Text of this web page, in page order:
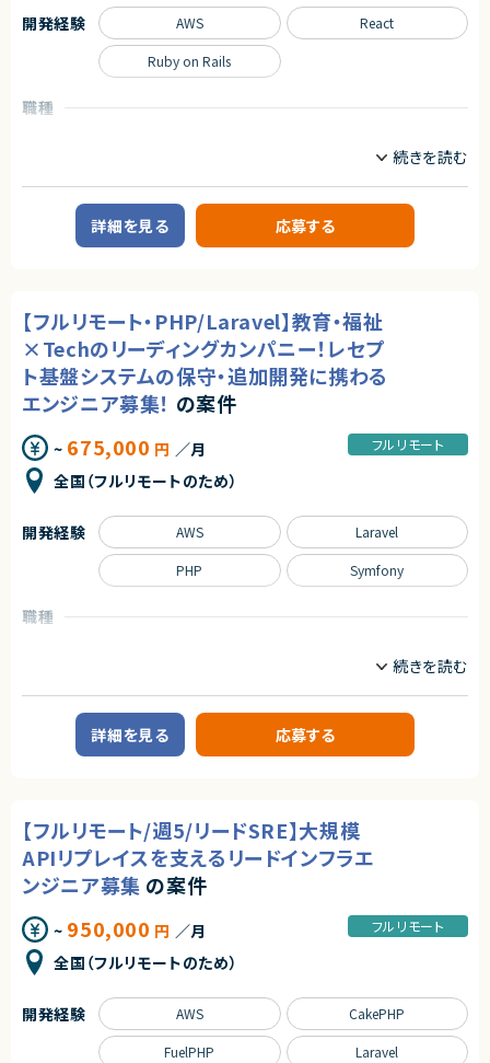
られる環境です。
○開発統括本部テックリード室
アダルトコンテンツ有り
※あらかじめご理解の上、ご応募をお願いいたします
・コンテナ、CI/CD、マイクロサービス等のモダンな技術の経験
・インフラからバックエンド、フロントエンドまでの広い実装経験
■下記の言語を複数経験のある方
・Terraform
・MySQL
・Redis
・GCP, AWS
【歓迎条件】
・CTO、テックリードとして開発組織をリードしてきた経験
・Next.jsの実務経験
・Goの実務経験
・Github Actions、CircleCIの実務経験
・MySQL（Spannerも含む）の実務経験
・GCP, AWSの実務経験
・フロントエンドのテストを書いたことがある
・コストを意識しながらコードを書くことができる
契約形態
株式会社LASSIC
エージェントから
★弊社から20名以上参画中の企業様になります！※事業部は異なります
★横新規開発の立ち上げや横断的にプロジェクトを見ることができます。
・開発テーマの優先順位付けおよび進行マネジメント
・技術的視点を活かした営業・カスタマーサポート支援
・障害対応や運用面の改善を含むプロダクト品質の担保
・上記に付随する、経営・顧客・開発をつなぐ横断的な役割
◆応募者へのメッセージ
多くのサービスが生まれては消える中で、ビジネスの基盤として長く使われ
本サービスは、まさにその可能性を持つプロダクトであり、さらにその中心メ
ンバーとして関われるフェーズは、まだ組織がコンパクトな「今」だけです。
自らの判断やアウトプットでプロダクトと事業を前進させ、社会に価値ある
仕組みを残したい方のチャレンジを歓迎します。
◆募集背景
当社は、ビジネスシーンにおける日程調整業務を効率化するSaaSを自社で
企画・開発・提供しているスタートアップ企業です。
創業以来、外部資本に依存せず、継続的な売上成長と黒字経営を実現して
います。
提供しているサービスは、機能性やユーザー体験の評価が高く、国内のみな
らず海外からも注目され、グローバルに利用が拡大しています。
◆プロダクトの特長
独自技術・特許を活用した他社にはない機能群
明確な差別化による高い市場競争力
プロダクトとしての評価と実績がすでに確立されており、今後のスケールに
おいても大きな成長余地を持っています。
◆マーケットの魅力
日程調整は、多くの人が日常的に行う業務である一方、長年にわたり非効率
な手法が使われ続けてきた領域でもあります。
本サービスは、その中でも機能面・体験面の両方で優位性を持ち、将来的に
はビジネスに欠かせないインフラ的存在となるポテンシャルを備えていま
求めるスキル
・ユーザー課題を起点とした機能設計・仕様設計の経験
・UI/UXに関する基礎的な知識・判断力
・開発優先度の設計・ロードマップ策定の経験
・エンジニアと円滑にコミュニケーションできる技術理解
・関係者（営業・CS・経営層）と連携しながらプロダクトを推進した経験
・障害対応・運用改善など、プロダクト品質に責任を持った経験
・自ら課題を発見し、主体的に意思決定・推進できる姿勢
契約形態
業務委託(準委任契約)
株式会社LASSIC
職種
業務内容
【案件概要】
セキュリティ領域の業務課題をテクノロジーで解決するSaaSプロダクトを展
開する企業にて、
プロダクト価値向上に直結する技術的意思決定を担っていただくポジション
です。
【業務内容】
・自社SaaSプロダクトにおける技術設計および実装のリード
・設計レビュー、コードレビューを通じた品質担保と改善
・要件定義・仕様検討フェーズでの技術的観点からの提案
・既存コードベースのリファクタリング、パフォーマンス・保守性改善
・AIツールを活用した開発効率化や品質向上施策の検討・導入
プロダクトの成長を技術面から支えていただきます
求めるスキル
・Webアプリケーションの設計・開発経験（目安5年以上）
・チームの技術設計をリードした経験
・Ruby on Rails、Reactでの実務経験
・テックリード／リードエンジニアとしての開発経験
・B2B SaaSプロダクトの開発経験
・大規模コードベースでのリファクタリング・品質改善経験
開発経験 AWS React
Ruby on Rails
契約形態
業務委託(準委任契約)
株式会社LASSIC
エージェントから
す
★ 少人数チームのため、上流工程から深く関与し、自身の技術判断が価値
に直結します
詳細を見る 応募する
【フルリモート・PHP/Laravel】教育・福祉
×Techのリーディングカンパニー！レセプ
ト基盤システムの保守・追加開発に携わる
エンジニア募集！ の案件
~ 675,000 円 ／月
全国（フルリモートのため）
フルリモート
職種
業務内容
【業務内容】
・PHP／Laravelを用いたサーバーサイド開発
・要件定義～設計・開発・テスト・運用保守までの一連業務
・AIコーディングツール（Claude Code等）の活用推進および運用ルール整
備
・連携システムチームとの打ち合わせへの参加（必要に応じて）
【その他】
・貸与PC必須（PCは郵送対応可能でございます）
求めるスキル
【必須スキル】
・Laravel(もしくはSymfony)の開発経験1年以上
・PHPの開発経験3年以上
・Gitを利用した開発経験1年以上
・自動テストの実装経験、または テストケース（表）の作成経験
開発経験 AWS Laravel
PHP Symfony
詳細を見る 応募する
【フルリモート/週5/リードSRE】大規模
APIリプレイスを支えるリードインフラエ
ンジニア募集 の案件
~ 950,000 円 ／月
全国（フルリモートのため）
フルリモート
開発経験 AWS CakePHP
FuelPHP Laravel